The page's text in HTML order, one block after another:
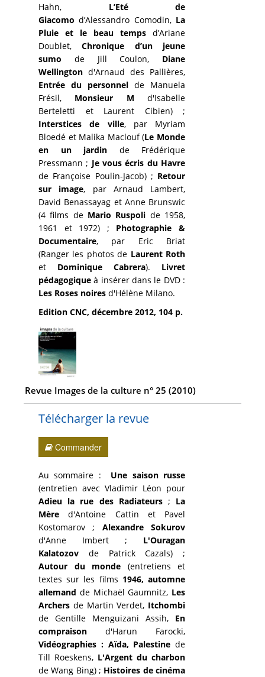
Hahn, L’Eté de
Giacomod’Alessandro Comodin, La
Pluie et le beau tempsd’Ariane
Doublet,Chronique d’un jeune
sumo de Jill Coulon, Diane
Wellington d'Arnaud des Pallières,
Entrée du personnel de Manuela
Frésil, Monsieur M d'Isabelle
Berteletti et Laurent Cibien) ;
Interstices de ville, par Myriam
Bloedé et Malika Maclouf (Le Monde
en un jardin de Frédérique
Pressmann ; Je vous écris du Havre
de Françoise Poulin-Jacob) ; Retour
sur image, par Arnaud Lambert,
David Benassayag et Anne Brunswic
(4 films de Mario Ruspoli de 1958,
1961 et 1972) ; Photographie &
Documentaire, par Eric Briat
(Ranger les photos de Laurent Roth
et Dominique Cabrera). Livret
pédagogique à insérer dans le DVD :
Les Roses noires d'Hélène Milano.
Edition CNC, décembre 2012, 104 p.
Revue Images de la culture n° 25 (2010)
Télécharger la revue
Commander
Au sommaire : Une saison russe
(entretien avec Vladimir Léon pour
Adieu la rue des Radiateurs; La
Mère d'Antoine Cattin et Pavel
Kostomarov ; Alexandre Sokurov
d'Anne Imbert ; L'Ouragan
Kalatozov de Patrick Cazals) ;
Autour du monde (entretiens et
textes sur les films 1946, automne
allemand de Michaël Gaumnitz, Les
Archers de Martin Verdet, Itchombi
de Gentille Menguizani Assih, En
compraison d'Harun Farocki,
Vidéographies : Aïda, Palestine de
Till Roeskens, L'Argent du charbon
de Wang Bing) ; Histoires de cinéma